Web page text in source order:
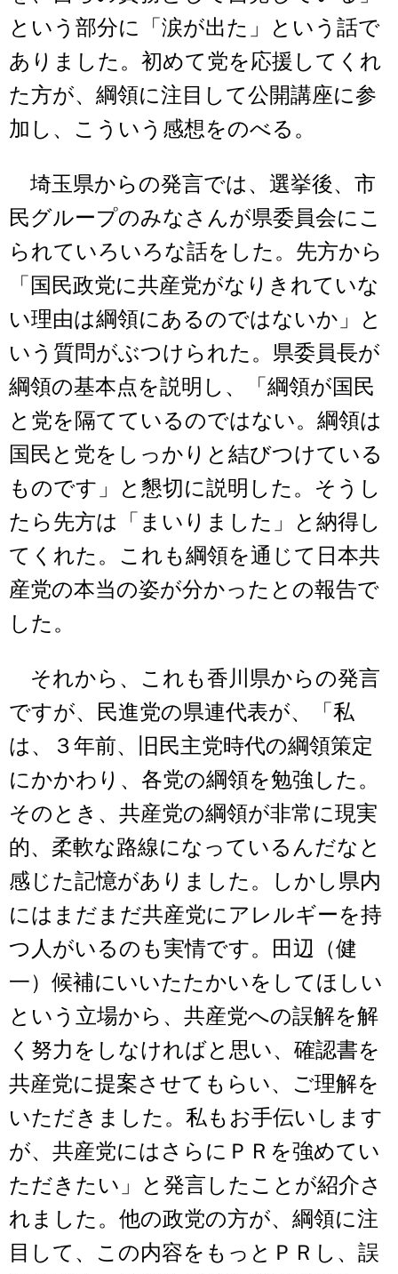
という部分に「涙が出た」という話で
ありました。初めて党を応援してくれ
た方が、綱領に注目して公開講座に参
加し、こういう感想をのべる。
埼玉県からの発言では、選挙後、市
民グループのみなさんが県委員会にこ
られていろいろな話をした。先方から
「国民政党に共産党がなりきれていな
い理由は綱領にあるのではないか」と
いう質問がぶつけられた。県委員長が
綱領の基本点を説明し、「綱領が国民
と党を隔てているのではない。綱領は
国民と党をしっかりと結びつけている
ものです」と懇切に説明した。そうし
たら先方は「まいりました」と納得し
てくれた。これも綱領を通じて日本共
産党の本当の姿が分かったとの報告で
した。
それから、これも香川県からの発言
ですが、民進党の県連代表が、「私
は、３年前、旧民主党時代の綱領策定
にかかわり、各党の綱領を勉強した。
そのとき、共産党の綱領が非常に現実
的、柔軟な路線になっているんだなと
感じた記憶がありました。しかし県内
にはまだまだ共産党にアレルギーを持
つ人がいるのも実情です。田辺（健
一）候補にいいたたかいをしてほしい
という立場から、共産党への誤解を解
く努力をしなければと思い、確認書を
共産党に提案させてもらい、ご理解を
いただきました。私もお手伝いします
が、共産党にはさらにＰＲを強めてい
ただきたい」と発言したことが紹介さ
れました。他の政党の方が、綱領に注
目して、この内容をもっとＰＲし、誤